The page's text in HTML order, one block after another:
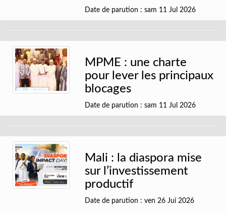
Date de parution : sam 11 Jul 2026
MPME : une charte
pour lever les principaux
blocages
Date de parution : sam 11 Jul 2026
Mali : la diaspora mise
sur l’investissement
productif
Date de parution : ven 26 Jui 2026